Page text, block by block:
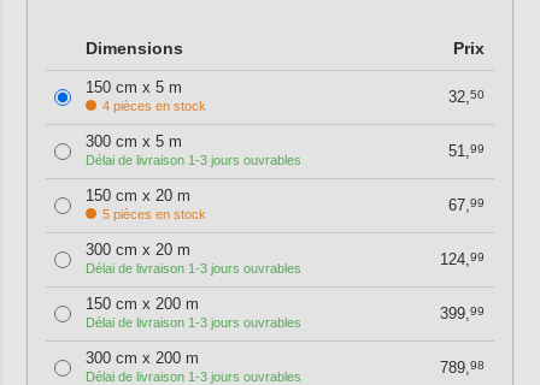
Dimensions Prix
150 cm x 5 m
4 pièces en stock 32,50
300 cm x 5 m
Délai de livraison 1-3 jours ouvrables 51,99
150 cm x 20 m
5 pièces en stock 67,99
300 cm x 20 m
Délai de livraison 1-3 jours ouvrables 124,99
150 cm x 200 m
Délai de livraison 1-3 jours ouvrables 399,99
300 cm x 200 m
Délai de livraison 1-3 jours ouvrables 789,98